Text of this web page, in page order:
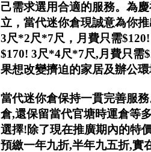
己需求選用合適的服務。為
立，當代迷你倉現誠意為你
3尺*2尺*7尺，月費只需
$170! 3尺*4尺*7尺,月費只需
果想改變擠迫的家居及辦公
當代迷你倉保持一貫完善服
倉,還保留當代官塘時運倉等
選擇!除了現在推廣期內的特
預繳一年九折,半年九五折,實